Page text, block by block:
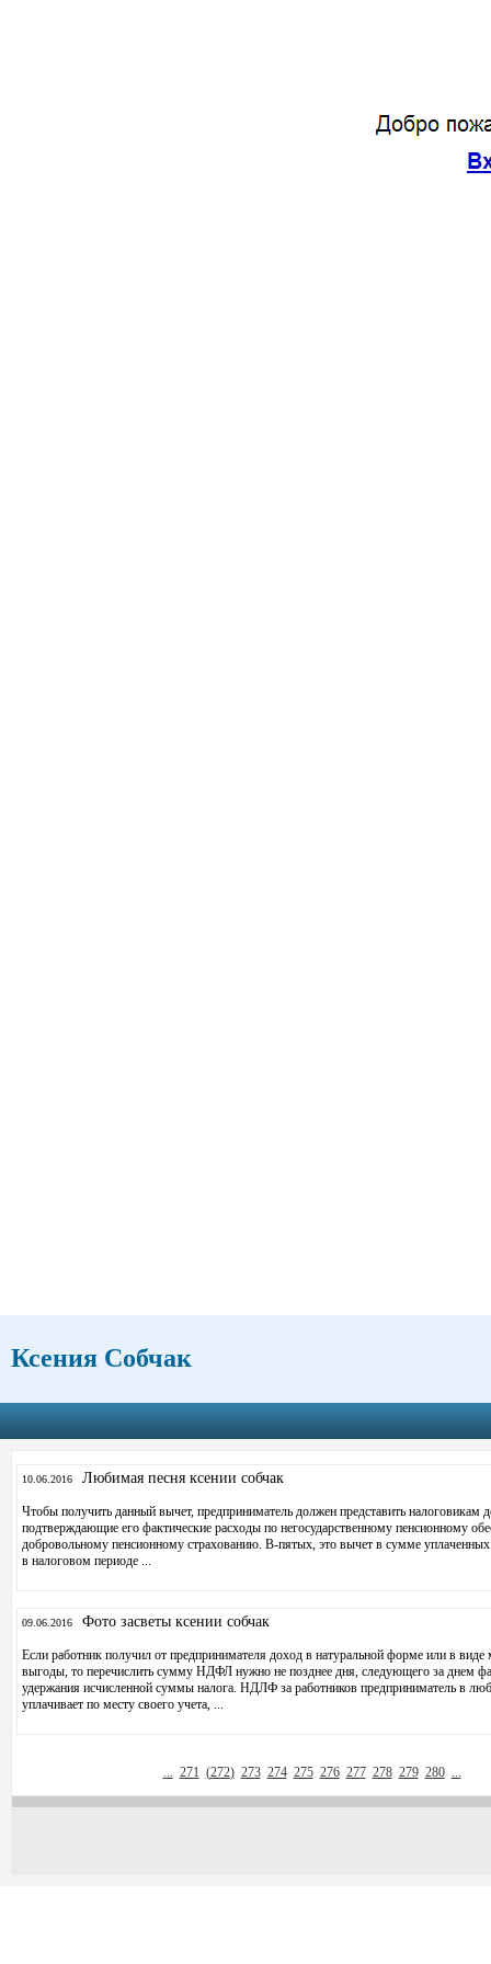
Ксения Собчак
10.06.2016 Любимая песня ксении собчак
Чтобы получить данный вычет, предприниматель должен представить налоговикам
подтверждающие его фактические расходы по негосударственному пенсионному
добровольному пенсионному страхованию. В-пятых, это вычет в сумме
в налоговом периоде ...
09.06.2016 Фото засветы ксении собчак
Если работник получил от предпринимателя доход в натуральной форме или в виде
выгоды, то перечислить сумму НДФЛ нужно не позднее дня, следующего за днем
удержания исчисленной суммы налога. НДЛФ за работников предприниматель в
уплачивает по месту своего учета, ...
... 271 (272) 273 274 275 276 277 278 279 280 ...